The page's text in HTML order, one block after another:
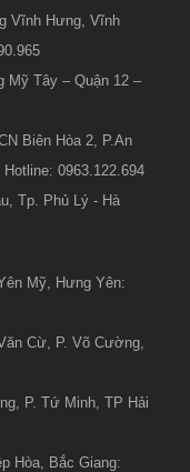
Vĩnh Hưng, Vĩnh
Mỹ Tây – Quận 12 –
Biên Hòa 2, P.An
0963.122.694
Tp. Phủ Lý - Hà
Mỹ, Hưng Yên:
Cừ, P. Võ Cường,
P. Tứ Minh, TP Hải
Hòa, Bắc Giang: